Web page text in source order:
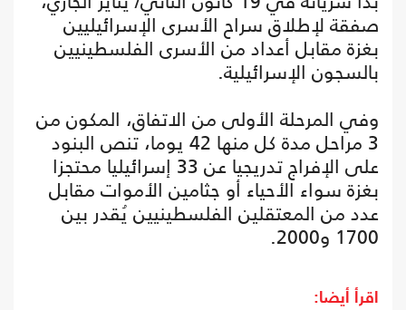
صفقة لإطلاق سراح الأسرى الإسرائيليين
بغزة مقابل أعداد من الأسرى الفلسطينيين
بالسجون الإسرائيلية.
وفي المرحلة الأولى من الاتفاق، المكون من
3 مراحل مدة كل منها 42 يوما، تنص البنود
على الإفراج تدريجيا عن 33 إسرائيليا محتجزا
بغزة سواء الأحياء أو جثامين الأموات مقابل
عدد من المعتقلين الفلسطينيين يُقدر بين
1700 و2000.
اقرأ أيضا: